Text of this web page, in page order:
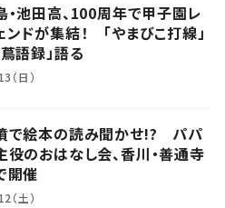
・池田高、100周年で甲子園レ
ンドが集結！ 「やまびこ打線」
蔦語録」語る
（日）
で絵本の読み聞かせ!? パパ
役のおはなし会、香川・善通寺
開催
（土）